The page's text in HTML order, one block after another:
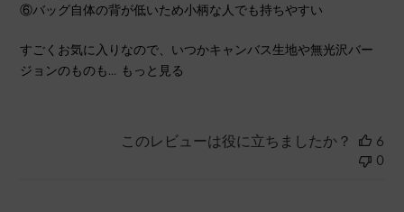
⑥バッグ自体の背が低いため小柄な人でも持ちやすい
すごくお気に入りなので、いつかキャンバス生地や無光沢バー
ジョンのものも...
もっと見る
このレビューは役に立ちましたか？
6
0